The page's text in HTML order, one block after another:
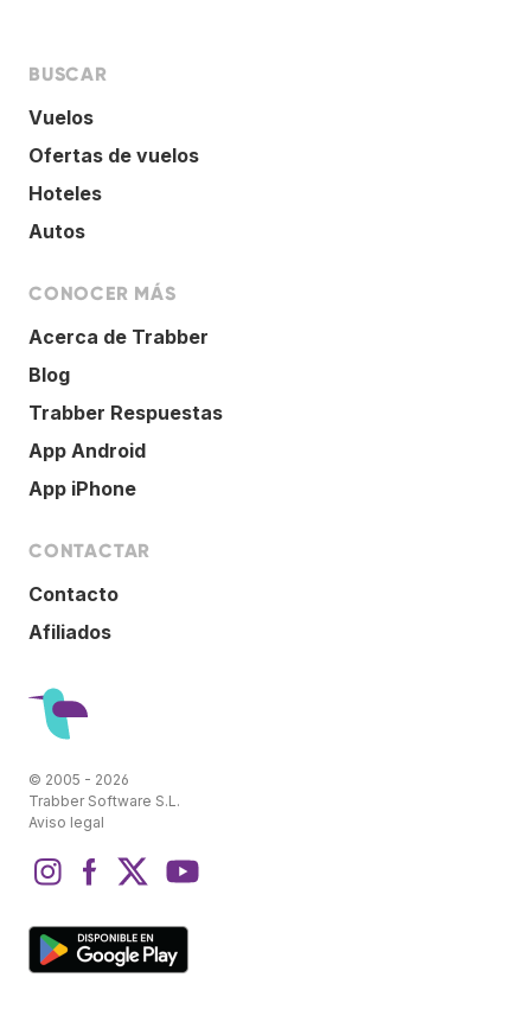
BUSCAR
Vuelos
Ofertas de vuelos
Hoteles
Autos
CONOCER MÁS
Acerca de Trabber
Blog
Trabber Respuestas
App Android
App iPhone
CONTACTAR
Contacto
Afiliados
© 2005 - 2026
Trabber Software S.L.
Aviso legal